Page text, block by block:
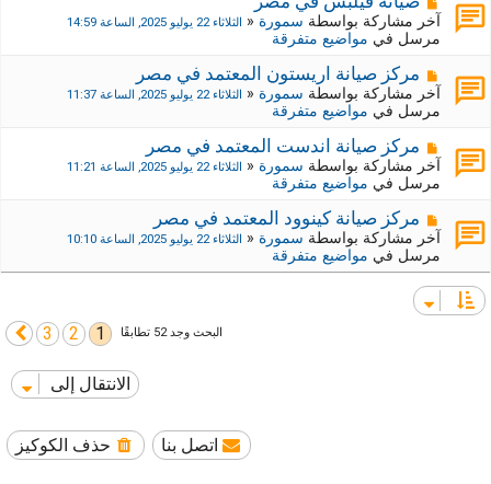
د
ة
ة
ج
د
د
ة
ش
ر
ك
ة
ج
د
د
ة
آخر مشاركة بواسطة سمورة« الثلاثاء 22 يوليو 2025, الساعة 14:59
مرسل في مواضيع متفرقة
م
ش
ر
ك
ة
ج
د
د
ة
مركز صيانة اريستون المعتمد في مصر
آخر مشاركة بواسطة سمورة« الثلاثاء 22 يوليو 2025, الساعة 11:37
مرسل في مواضيع متفرقة
م
ش
ر
ك
ة
ج
د
ي
د
ة
مركز صيانة اندست المعتمد في مصر
آخر مشاركة بواسطة سمورة« الثلاثاء 22 يوليو 2025, الساعة 11:21
مرسل في مواضيع متفرقة
م
ش
ر
ك
ة
ج
مركز صيانة كينوود المعتمد في مصر
آخر مشاركة بواسطة سمورة« الثلاثاء 22 يوليو 2025, الساعة 10:10
مرسل في مواضيع متفرقة
البحث وجد 52 تطابقًا 1
2
3التالي
الانتقال إلى
حذف الكوكيز اتصل بنا